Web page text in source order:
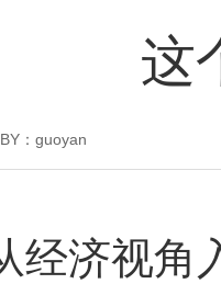
这
BY：guoyan
经济视角